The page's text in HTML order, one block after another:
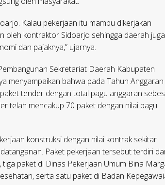
Kalau pekerjaan itu mampu dikerjakan
oleh kontraktor Sidoarjo sehingga daerah juga
dan pajaknya,” ujarnya.
Sekretariat Daerah Kabupaten
menyampaikan bahwa pada Tahun Anggaran
tender dengan total pagu anggaran
telah mencakup 70 paket dengan nilai pagu
konstruksi dengan nilai kontrak sekitar
Paket pekerjaan tersebut terdiri
paket di Dinas Pekerjaan Umum Bina
serta satu paket di Badan